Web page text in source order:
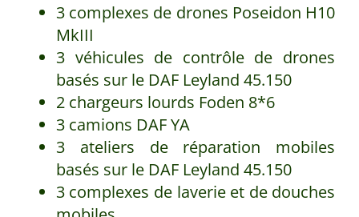
3 complexes de drones Poseidon H10
MkIII
3 véhicules de contrôle de drones
basés sur le DAF Leyland 45.150
2 chargeurs lourds Foden 8*6
3 camions DAF YA
3 ateliers de réparation mobiles
basés sur le DAF Leyland 45.150
3 complexes de laverie et de douches